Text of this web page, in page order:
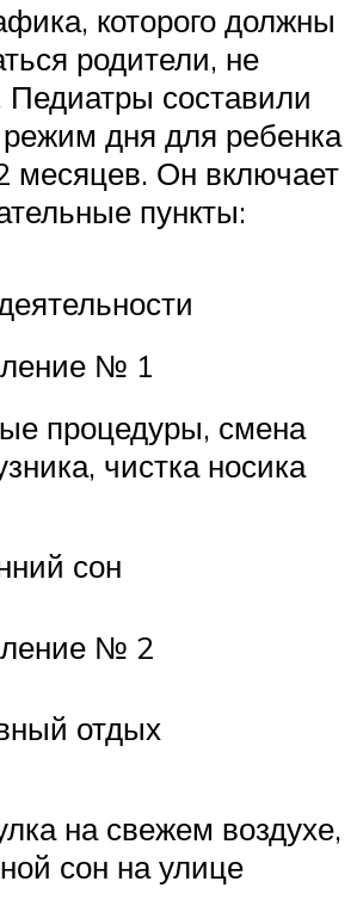
которого должны
родители, не
Педиатры составили
дня для ребенка
месяцев. Он включает
пункты:
№ 1
процедуры, смена
чистка носика
сон
№ 2
отдых
на свежем воздухе,
сон на улице